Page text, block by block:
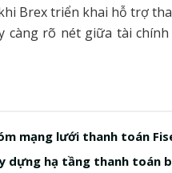
Brex triển khai hỗ trợ
càng rõ nét giữa tài
mạng lưới thanh toán
dựng hạ tầng thanh toán